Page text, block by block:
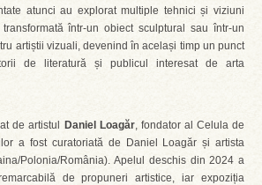
atunci au explorat multiple tehnici și viziuni
într-un obiect sculptural sau într-un
artiștii vizuali, devenind în același timp un punct
de literatură și publicul interesat de arta
de artistul Daniel Loagăr, fondator al Celula de
a fost curatoriată de Daniel Loagăr și artista
Polonia/România). Apelul deschis din 2024 a
de propuneri artistice, iar expoziția